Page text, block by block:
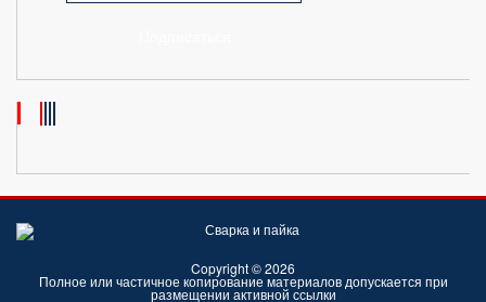
Copyright © 2026
Полное или частичное копирование материалов допускается при
размещении активной ссылки